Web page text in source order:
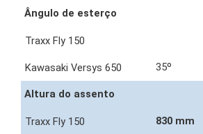
Ângulo de esterço
35º
Altura do assento
830 mm